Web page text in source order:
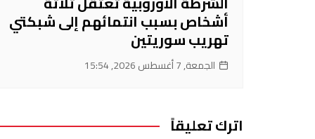
أشخاص بسبب انتمائهم إلى شبكتي
تهريب سوريتين
الجمعة, 7 أغسطس 2026, 15:54
اترك تعليقاً